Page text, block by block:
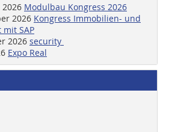
Modulbau Kongress 2026
2026 Kongress Immobilien- und
SAP
2026 security
Expo Real